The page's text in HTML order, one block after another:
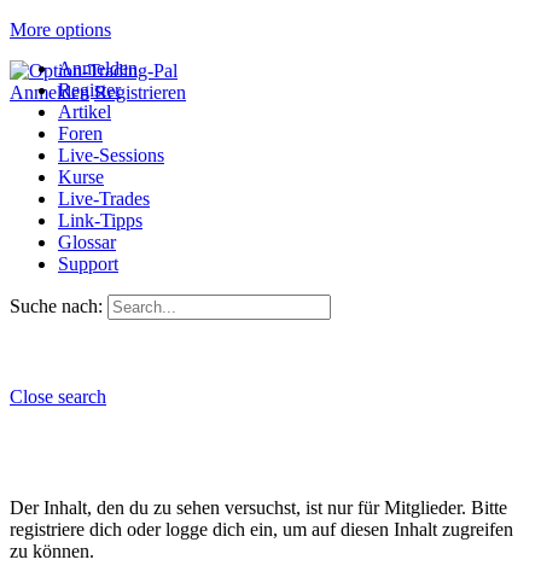
More options
Anmelden Registrieren
Anmelden
Register
Artikel
Foren
Live-Sessions
Kurse
Live-Trades
Link-Tipps
Glossar
Support
Suche nach:
Close search
Der Inhalt, den du zu sehen versuchst, ist nur für Mitglieder. Bitte
registriere dich oder logge dich ein, um auf diesen Inhalt zugreifen
zu können.